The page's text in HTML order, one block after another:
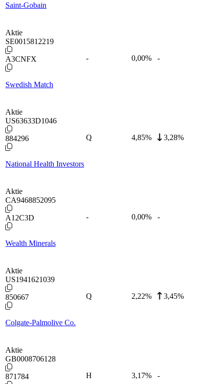
Saint-Gobain
Aktie
SE0015812219
A3CNFX
Swedish Match
- 0,00% -
Aktie
US63633D1046
884296
National Health Investors
Q 4,85% 3,28%
Aktie
CA9468852095
A12C3D
Wealth Minerals
- 0,00% -
Aktie
US1941621039
850667
Colgate-Palmolive Co.
Q 2,22% 3,45%
Aktie
GB0008706128
871784 H 3,17% -